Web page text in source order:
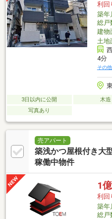
利回
築年
総戸
建物
土地
4分
その
3日以内に公開 木造
写真あり
売アパート
築浅かつ屋根付き大
稼働中物件
1
利回
築年
総戸